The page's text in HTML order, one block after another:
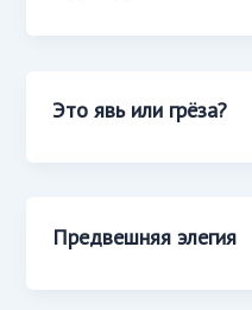
Это явь или грёза?
Предвешняя элегия